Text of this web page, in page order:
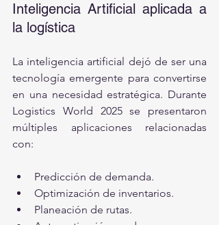
Inteligencia Artificial aplicada a
la logística
La inteligencia artificial dejó de ser una
tecnología emergente para convertirse
en una necesidad estratégica. Durante
Logistics World 2025 se presentaron
múltiples aplicaciones relacionadas
con:
Predicción de demanda.
Optimización de inventarios.
Planeación de rutas.